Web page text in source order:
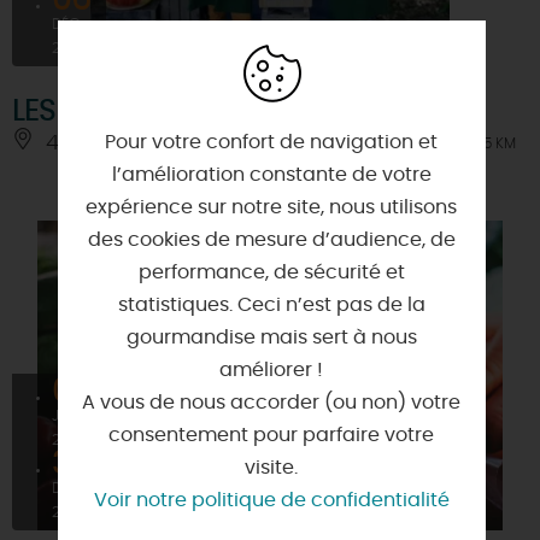
DÉC
LES CAROTTES SONT CRUES
45520 - HUETRE À 11.5 KM
01
JANV
2026
31
DÉC
2026
Pour votre confort de navigation et
l’amélioration constante de votre
expérience sur notre site, nous utilisons
des cookies de mesure d’audience, de
performance, de sécurité et
statistiques. Ceci n’est pas de la
gourmandise mais sert à nous
améliorer !
A vous de nous accorder (ou non) votre
consentement pour parfaire votre
visite.
Voir notre politique de confidentialité